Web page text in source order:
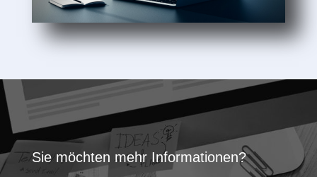
Sie möchten mehr Informationen?